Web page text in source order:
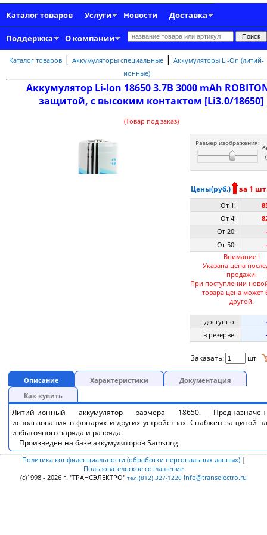
Каталог товаров Услуги Новости Доставка
Поддержка О компании
Каталог товаров | Аккумуляторы специальные | Аккумуляторы Li-On (литий-
ионные)
Аккумулятор Li-Ion 18650 3.7В 3000 mAh
защитой, с высоким контактом [Li3.0/18650]
(Товар под заказ)
Размер изображения:
Цены(руб.) за 1
От 1:
От 4:
От 20:
От 50:
Внимание !
Указана цена
продажи.
При поступлении
товара цена может
другой.
доступно:
в резерве:
Заказать: шт.
Описание Характеристики
Документация
Как купить
Литий-ионный аккумулятор размера 18650.
использования в фонарях и других устройствах. Снабжен защитой
избыточного заряда и разряда.
Произведен на базе аккумуляторов Samsung
Политика конфиденциальности (обработки персональных данных) |
Пользовательское соглашение
(c)1998 - 2026 г. "ТРАНСЭЛЕКТРО" тел.(812) 327-1220 info@transelectro.ru